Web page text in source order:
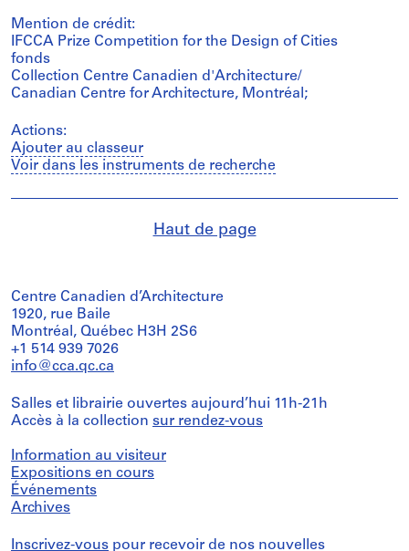
Mention de crédit:
IFCCA Prize Competition for the Design of Cities
fonds
Collection Centre Canadien d'Architecture/
Canadian Centre for Architecture, Montréal;
Actions:
Ajouter au classeur
Voir dans les instruments de recherche
Haut de page
Centre Canadien d’Architecture
1920, rue Baile
Montréal, Québec H3H 2S6
+1 514 939 7026
info@cca.qc.ca
Salles et librairie ouvertes aujourd’hui 11h-21h
Accès à la collection sur rendez-vous
Information au visiteur
Expositions en cours
Événements
Archives
Inscrivez-vous pour recevoir de nos nouvelles